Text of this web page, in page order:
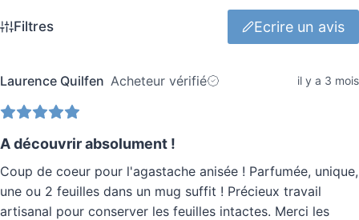
avis.Filtres Ecrire un avis
Laurence Quilfen Acheteur vérifié il y a 3 mois
A découvrir absolument !
Coup de coeur pour l'agastache anisée ! Parfumée, unique,
une ou 2 feuilles dans un mug suffit ! Précieux travail
artisanal pour conserver les feuilles intactes. Merci les